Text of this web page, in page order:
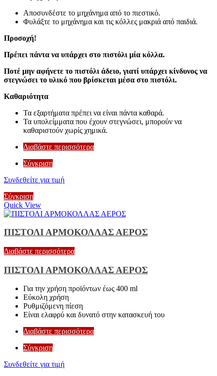
Αποσυνδέστε το μηχάνημα από το πιεστικό.
Φυλάξτε το μηχάνημα και τις κόλλες μακριά από παιδιά.
Προσοχή!
Πρέπει πάντα να υπάρχει στο πιστόλι μία κόλλα.
Ποτέ μην αφήνετε το πιστόλι άδειο, γιατί υπάρχει κίνδυνος να
στεγνώσει το υλικό που βρίσκεται μέσα στο πιστόλι.
Καθαριότητα
Τα εξαρτήματα πρέπει να είναι πάντα καθαρά.
Τα υπολείμματα που έχουν στεγνώσει, μπορούν να
καθαριστούν χωρίς χημικά.
Διαβάστε περισσότερα
Σύγκριση
Συνδεθείτε για τιμή
Σύγκριση
Quick View
ΠΙΣΤΟΛΙ ΑΡΜΟΚΟΛΛΑΣ ΑΕΡΟΣ
Διαβάστε περισσότερα
ΠΙΣΤΟΛΙ ΑΡΜΟΚΟΛΛΑΣ ΑΕΡΟΣ
Για την χρήση προϊόντων έως 400 ml
Εύκολη χρήση
Ρυθμιζόμενη πίεση
Είναι ελαφρύ και δυνατό στην κατασκευή του
Διαβάστε περισσότερα
Σύγκριση
Συνδεθείτε για τιμή